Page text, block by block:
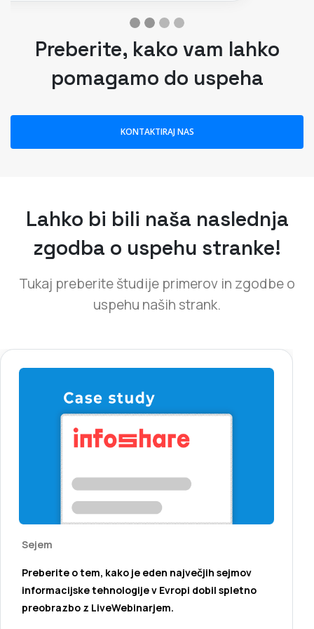
Lahko bi bili naša naslednja
zgodba o uspehu stranke!
Preberite o tem, kako je eden največjih sejmov
informacijske tehnologije v Evropi dobil spletno
preobrazbo z LiveWebinarjem.
Preberite &amp; prenesite